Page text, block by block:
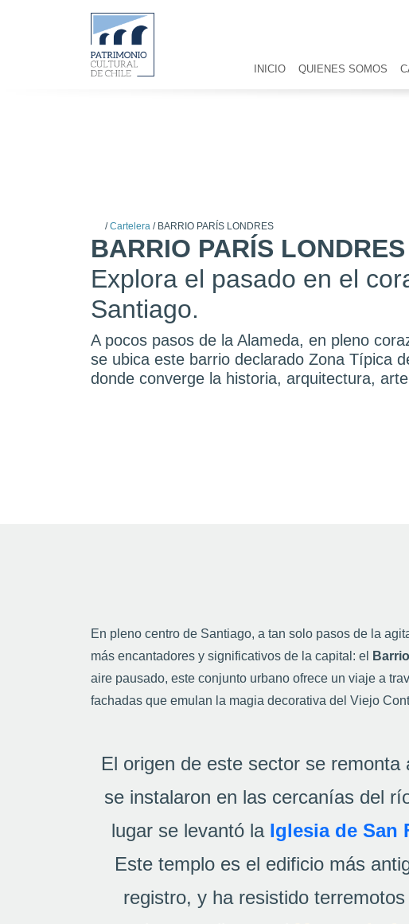
INICIO QUIENES SOMOS
/Cartelera / BARRIO PARÍS LONDRES
BARRIO PARÍS LONDRES
Explora el pasado en el
Santiago.
A pocos pasos de la Alameda, en pleno
se ubica este barrio declarado Zona Típica
donde converge la historia, arquitectura,
En pleno centro de Santiago, a tan solo pasos de la
más encantadores y significativos de la capital: el
aire pausado, este conjunto urbano ofrece un viaje a
fachadas que emulan la magia decorativa del Viejo
El origen de este sector se remonta
se instalaron en las cercanías del
lugar se levantó la Iglesia de San
Este templo es el edificio más
registro, y ha resistido